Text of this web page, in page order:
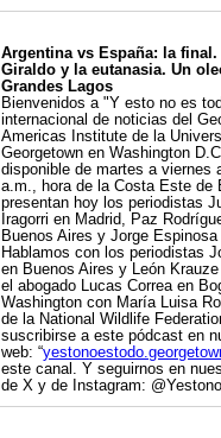
Argentina vs España: la final.
Giraldo y la eutanasia. Un
Grandes Lagos
Bienvenidos a "Y esto no es
internacional de noticias del
Americas Institute de la
Georgetown en Washington
disponible de martes a viernes
a.m., hora de la Costa Este de
presentan hoy los periodistas
Iragorri en Madrid, Paz
Buenos Aires y Jorge
Hablamos con los periodistas
en Buenos Aires y León
el abogado Lucas Correa en
Washington con María Luisa
de la National Wildlife
suscribirse a este pódcast en
web: “
este canal. Y seguirnos en
de X y de Instagram: